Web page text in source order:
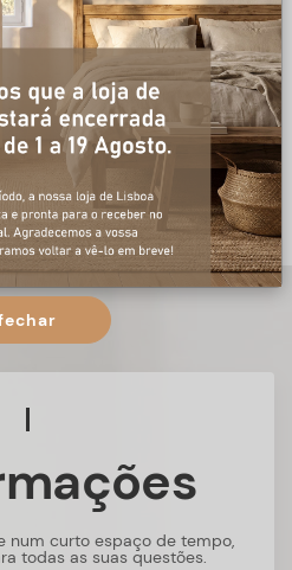
num curto espaço de tempo,
todas as suas questões.